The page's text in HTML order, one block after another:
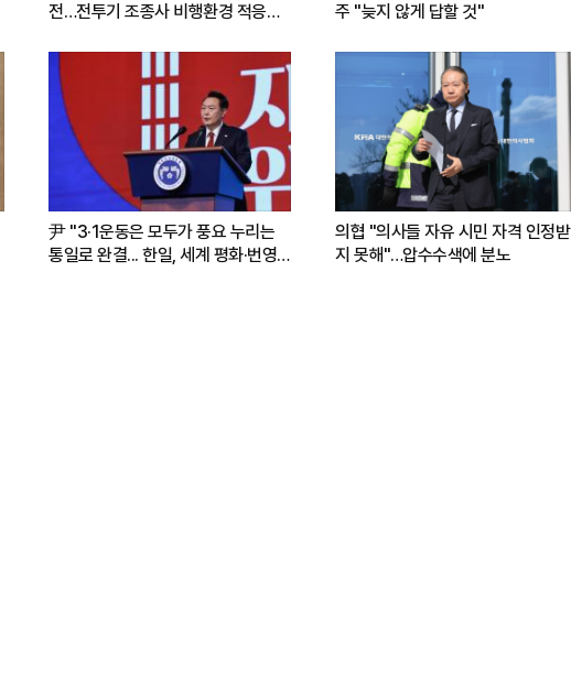
전…전투기 조종사 비행환경 적응훈
주 "늦지 않게 답할 것"
尹 "3·1운동은 모두가 풍요 누리는
통일로 완결... 한일, 세계 평화·번영
의협 "의사들 자유 시민 자격 인정받
지 못해"…압수수색에 분노